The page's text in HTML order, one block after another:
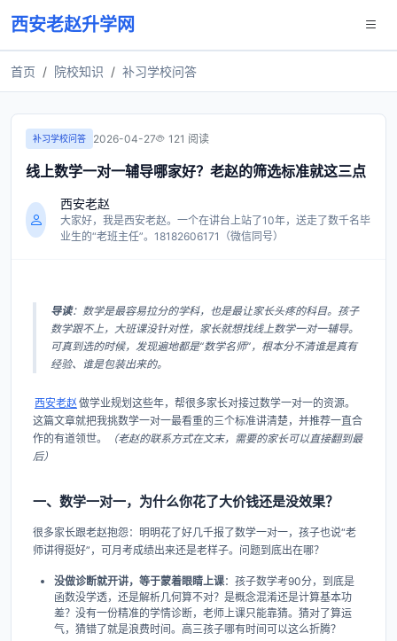
西安老赵升学网
首页 院校知识 补习学校问答
补习学校问答 2026-04-27 121 阅读
线上数学一对一辅导哪家好？老赵的筛选标准就这三点
西安老赵
大家好，我是西安老赵。一个在讲台上站了10年，送走了数千名毕
业生的“老班主任”。18182606171（微信同号）
导读：数学是最容易拉分的学科，也是最让家长头疼的科目。孩子
数学跟不上，大班课没针对性，家长就想找线上数学一对一辅导。
可真到选的时候，发现遍地都是“数学名师”，根本分不清谁是真有
经验、谁是包装出来的。
西安老赵 做学业规划这些年，帮很多家长对接过数学一对一的资源。
这篇文章就把我挑数学一对一最看重的三个标准讲清楚，并推荐一直合
作的有道领世。
（老赵的联系方式在文末，需要的家长可以直接翻到最
后）
一、数学一对一，为什么你花了大价钱还是没效果？
很多家长跟老赵抱怨：明明花了好几千报了数学一对一，孩子也说“老
师讲得挺好”，可月考成绩出来还是老样子。问题到底出在哪？
没做诊断就开讲，等于蒙着眼睛上课：孩子数学考90分，到底是
函数没学透，还是解析几何算不对？是概念混淆还是计算基本功
差？没有一份精准的学情诊断，老师上课只能靠猜。猜对了算运
气，猜错了就是浪费时间。高三孩子哪有时间可以这么折腾？